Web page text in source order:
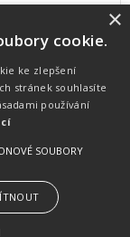
výsledků
zakázku. Lze
na
na
i velkých sportovních
akcí.
×
cookie.
ke zlepšení
stránek souhlasíte
používání
SOUBORY